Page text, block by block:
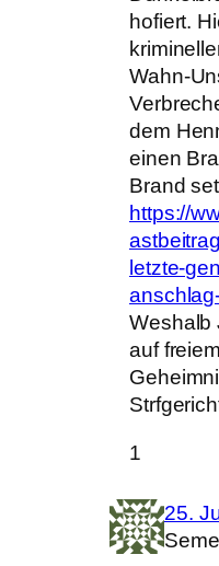
hofiert.
Wahn-
dem
einen
Brand
https://
letzte-
Weshalb
auf
1
25.